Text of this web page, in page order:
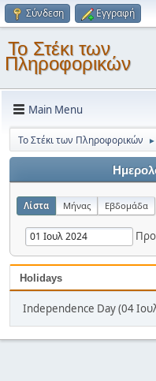
Σύνδεση Εγγραφή
Το Στέκι των
Πληροφορικών
Main Menu
Το Στέκι των Πληροφορικών ►
Λίστα Μήνας Εβδομάδα
Holidays
Independence Day (04